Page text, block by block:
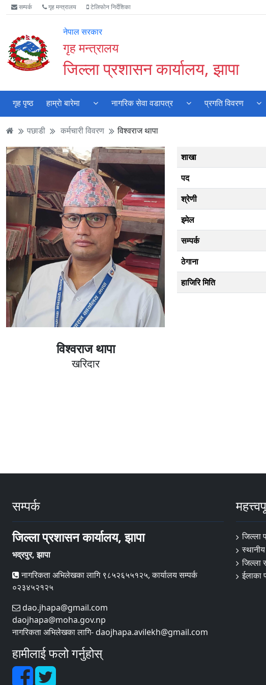
Accessibility
Mode
गर्नुहोस्
मुख्य
सामाग्री
मुख्य
नेभिगेसन
वेबसाइट
खोजमा
सम्पर्क गृह मन्त्रालय टेलिफोन निर्देशिका
नेपाल सरकार
गृह मन्त्रालय
जिल्ला प्रशासन कार्यालय, झापा
गृह पृष्ठ हाम्राे बारेमा नागरिक सेवा वडापत्र प्रगति विवरण
पछाडी कर्मचारी विवरण विश्वराज थापा
विश्वराज थापा
खरिदार
शाखा
पद
श्रेणी
इमेल
सम्पर्क
ठेगाना
हाजिरि मिति
सम्पर्क
जिल्ला प्रशासन कार्यालय, झापा
भद्रपुर, झापा
नागरिकता अभिलेखका लागि ९८५२६५५१२५, कार्यालय सम्पर्क
०२३४५२१२५
dao.jhapa@gmail.com
daojhapa@moha.gov.np
नागरिकता अभिलेखका लागि- daojhapa.avilekh@gmail.com
हामीलाई फलो गर्नुहोस्
जिल्ला
जिल्ला
ईलाका